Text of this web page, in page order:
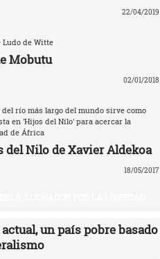
22/04/2019
Ludo de Witte
Mobutu
02/01/2018
río más largo del mundo sirve como
en 'Hijos del Nilo' para acercar la
de África
del Nilo de Xavier Aldekoa
18/05/2017
un país pobre basado